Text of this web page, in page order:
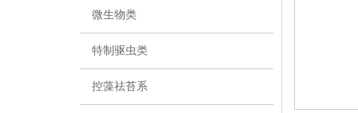
微生物类
特制驱虫类
控藻祛苔系